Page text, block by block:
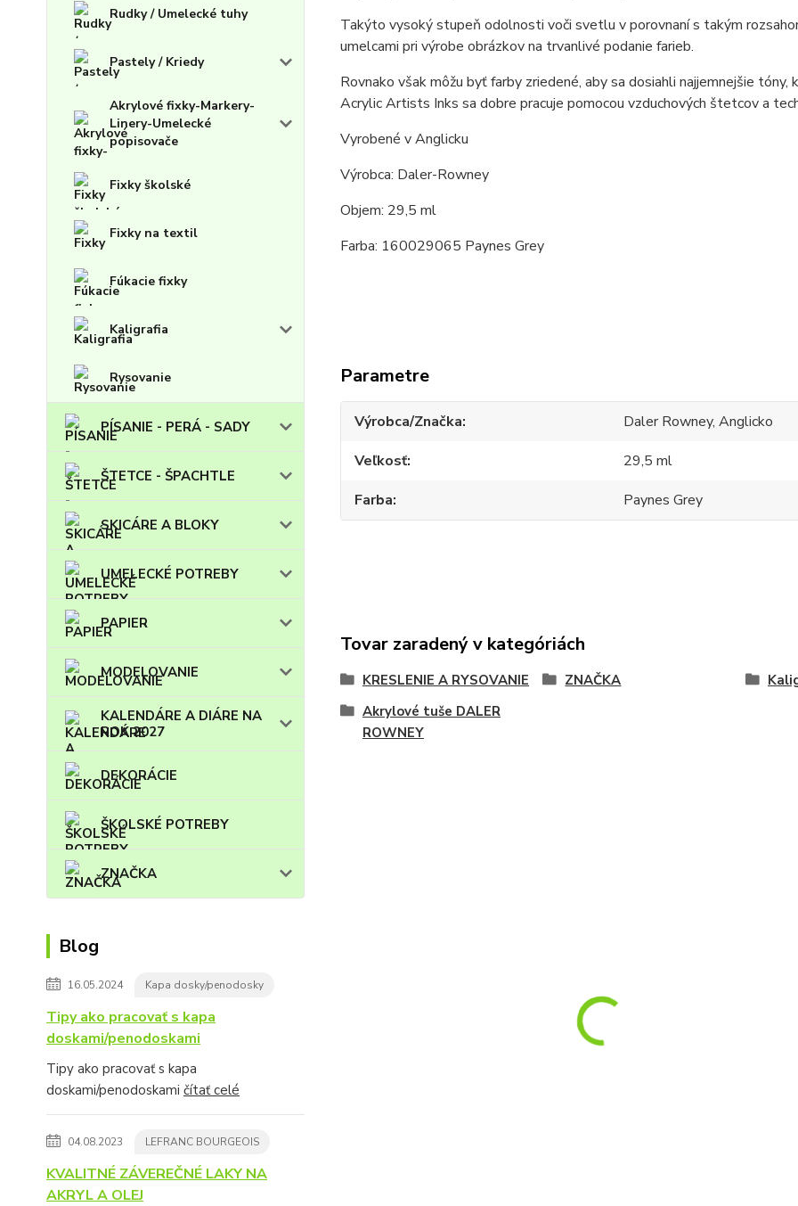
Rudky / Umelecké tuhy
Pastely / Kriedy
Akrylové fixky-Markery-
Linery-Umelecké
popisovače
Fixky školské
Fixky na textil
Fúkacie fixky
Kaligrafia
Rysovanie
PÍSANIE - PERÁ - SADY
ŠTETCE - ŠPACHTLE
SKICÁRE A BLOKY
UMELECKÉ POTREBY
PAPIER
MODELOVANIE
KALENDÁRE A DIÁRE NA
ROK 2027
DEKORÁCIE
ŠKOLSKÉ POTREBY
ZNAČKA
Blog
16.05.2024 Kapa dosky/penodosky
Tipy ako pracovať s kapa
doskami/penodoskami
Tipy ako pracovať s kapa
doskami/penodoskami čítať celé
04.08.2023 LEFRANC BOURGEOIS
KVALITNÉ ZÁVEREČNÉ LAKY NA
AKRYL A OLEJ
Takýto vysoký stupeň odolnosti voči svetlu v porovnaní s takým
umelcami pri výrobe obrázkov na trvanlivé podanie farieb.
Rovnako však môžu byť farby zriedené, aby sa dosiahli najjemnejšie
Acrylic Artists Inks sa dobre pracuje pomocou vzduchových štetcov a
Vyrobené v Anglicku
Výrobca: Daler-Rowney
Objem: 29,5 ml
Farba: 160029065 Paynes Grey
Parametre
Výrobca/Značka
Daler Rowney, Anglicko
Veľkosť
29,5 ml
Farba
Paynes Grey
Tovar zaradený v kategóriách
KRESLENIE A RYSOVANIE ZNAČKA
Akrylové tuše DALER
ROWNEY